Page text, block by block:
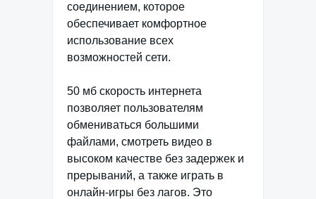
соединением, которое
обеспечивает комфортное
использование всех
возможностей сети.
50 мб скорость интернета
позволяет пользователям
обмениваться большими
файлами, смотреть видео в
высоком качестве без задержек и
прерываний, а также играть в
онлайн-игры без лагов. Это